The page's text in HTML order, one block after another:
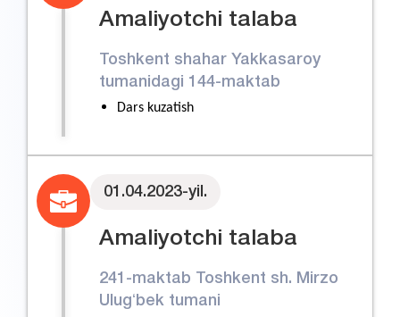
Amaliyotchi talaba
Toshkent shahar Yakkasaroy
tumanidagi 144-maktab
Dars kuzatish
Ish jarayoni oʻrganish
Oʻqituvchi hujjatlar bilan ishlash
01.04.2023-yil.
Amaliyotchi talaba
241-maktab Toshkent sh. Mirzo
Ulugʻbek tumani